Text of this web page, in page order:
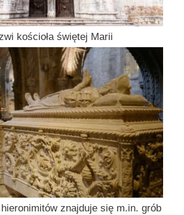
kościoła świętej Marii
znajduje się m.in. grób